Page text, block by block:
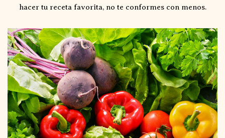
hacer tu receta favorita, no te conformes con menos.